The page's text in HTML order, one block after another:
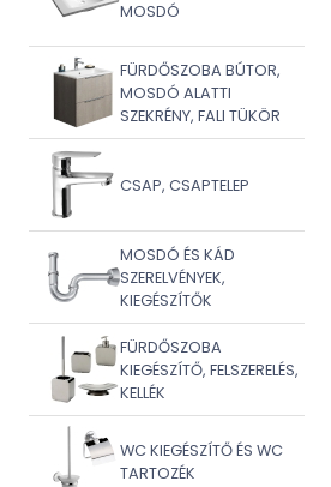
MOSDÓ
FÜRDŐSZOBA BÚTOR,
MOSDÓ ALATTI
SZEKRÉNY, FALI TÜKÖR
CSAP, CSAPTELEP
MOSDÓ ÉS KÁD
SZERELVÉNYEK,
KIEGÉSZÍTŐK
FÜRDŐSZOBA
KIEGÉSZÍTŐ, FELSZERELÉS,
KELLÉK
WC KIEGÉSZÍTŐ ÉS WC
TARTOZÉK